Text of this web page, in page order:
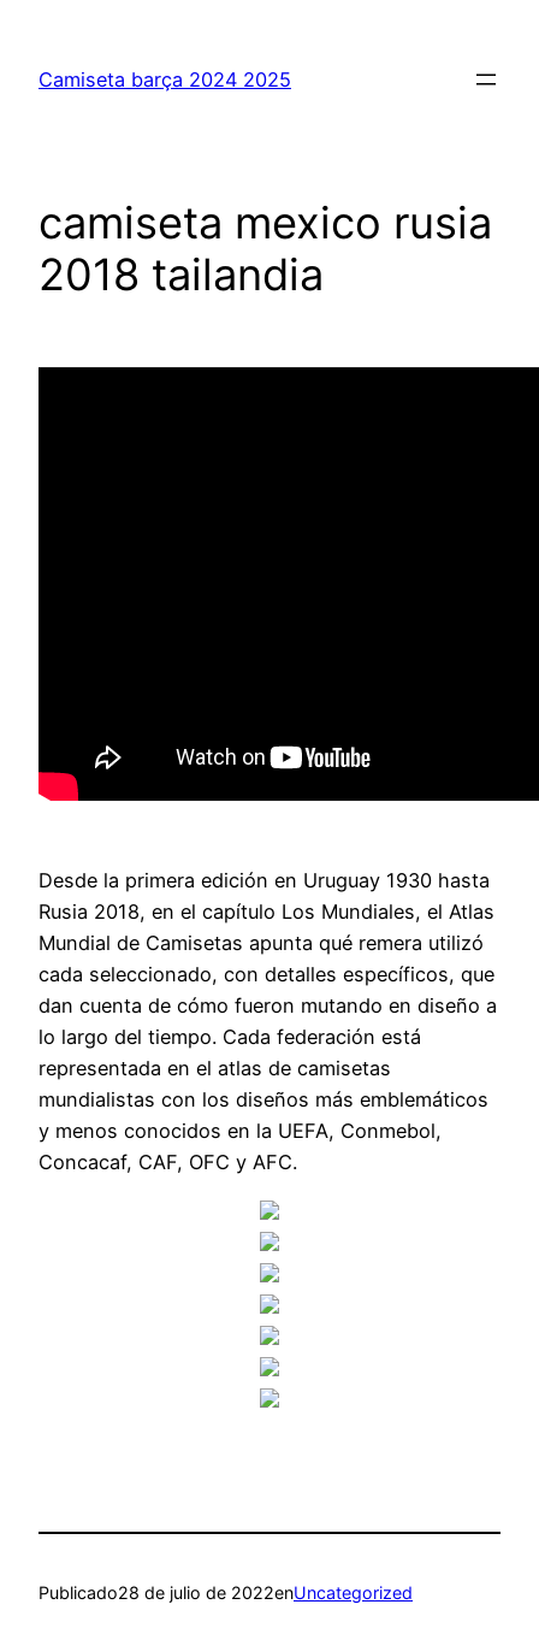
contenido
Camiseta barça 2024 2025
camiseta mexico rusia
2018 tailandia
Desde la primera edición en Uruguay 1930 hasta
Rusia 2018, en el capítulo Los Mundiales, el Atlas
Mundial de Camisetas apunta qué remera utilizó
cada seleccionado, con detalles específicos, que
dan cuenta de cómo fueron mutando en diseño a
lo largo del tiempo. Cada federación está
representada en el atlas de camisetas
mundialistas con los diseños más emblemáticos
y menos conocidos en la UEFA, Conmebol,
Concacaf, CAF, OFC y AFC.
Publicado28 de julio de 2022enUncategorized